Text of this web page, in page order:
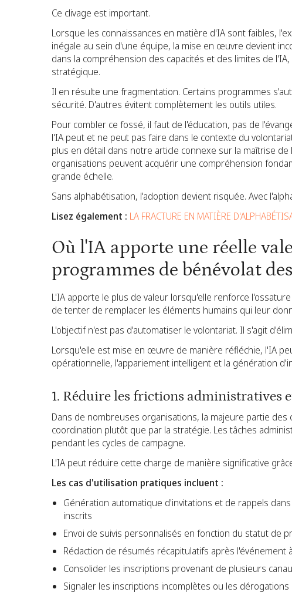
Ce clivage est important.
Lorsque les connaissances en matière d'IA sont faibles,
inégale au sein d'une équipe, la mise en œuvre devient
dans la compréhension des capacités et des limites de
stratégique.
Il en résulte une fragmentation. Certains programmes
sécurité. D'autres évitent complètement les outils utiles.
Pour combler ce fossé, il faut de l'éducation, pas de
l'IA peut et ne peut pas faire dans le contexte du
plus en détail dans notre article connexe sur la maîtrise de
organisations peuvent acquérir une compréhension
grande échelle.
Sans alphabétisation, l'adoption devient risquée. Avec
Lisez également : LA FRACTURE EN MATIÈRE
Où l'IA apporte une réelle
programmes de bénévolat
L'IA apporte le plus de valeur lorsqu'elle renforce
de tenter de remplacer les éléments humains qui leur
L'objectif n'est pas d'automatiser le volontariat. Il s'agit
Lorsqu'elle est mise en œuvre de manière réfléchie, l'IA
opérationnelle, l'appariement intelligent et la génération
1. Réduire les frictions administratives
Dans de nombreuses organisations, la majeure partie
coordination plutôt que par la stratégie. Les tâches
pendant les cycles de campagne.
L'IA peut réduire cette charge de manière significative
Les cas d'utilisation pratiques incluent :
Génération automatique d'invitations et de rappels
inscrits
Envoi de suivis personnalisés en fonction du statut de
Rédaction de résumés récapitulatifs après l'événement
Consolider les inscriptions provenant de plusieurs
Signaler les inscriptions incomplètes ou les